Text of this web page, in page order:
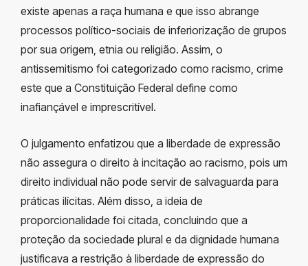
existe apenas a raça humana e que isso abrange
processos político-sociais de inferiorização de grupos
por sua origem, etnia ou religião. Assim, o
antissemitismo foi categorizado como racismo, crime
este que a Constituição Federal define como
inafiançável e imprescritível.
O julgamento enfatizou que a liberdade de expressão
não assegura o direito à incitação ao racismo, pois um
direito individual não pode servir de salvaguarda para
práticas ilícitas. Além disso, a ideia de
proporcionalidade foi citada, concluindo que a
proteção da sociedade plural e da dignidade humana
justificava a restrição à liberdade de expressão do